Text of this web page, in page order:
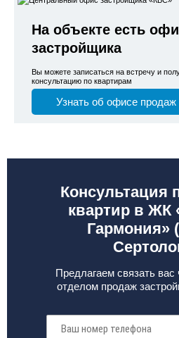
На объекте есть
застройщика
Вы можете записаться на встречу и
консультацию по квартирам
Узнать об офисе продаж
Консультация
квартир в ЖК
Гармония»
Предлагаем связать вас
отделом продаж